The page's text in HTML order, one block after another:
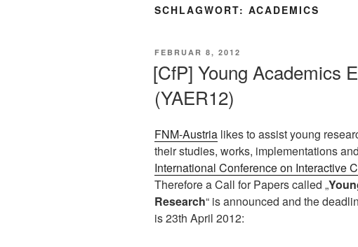
SCHLAGWORT: ACADEMICS
VERÖFFENTLICHT
FEBRUAR 8, 2012
[CfP] Young Academics
(YAER12)
FNM-Austria likes to assist young
their studies, works, implementations
International Conference on Interactive
Therefore a Call for Papers called „
Research“ is announced and the
is 23th April 2012: